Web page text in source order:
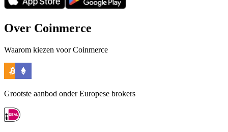
Over Coinmerce
Waarom kiezen voor Coinmerce
Grootste aanbod onder Europese brokers